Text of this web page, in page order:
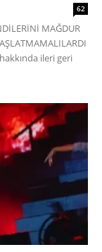
62
MAĞDUR
ileri geri